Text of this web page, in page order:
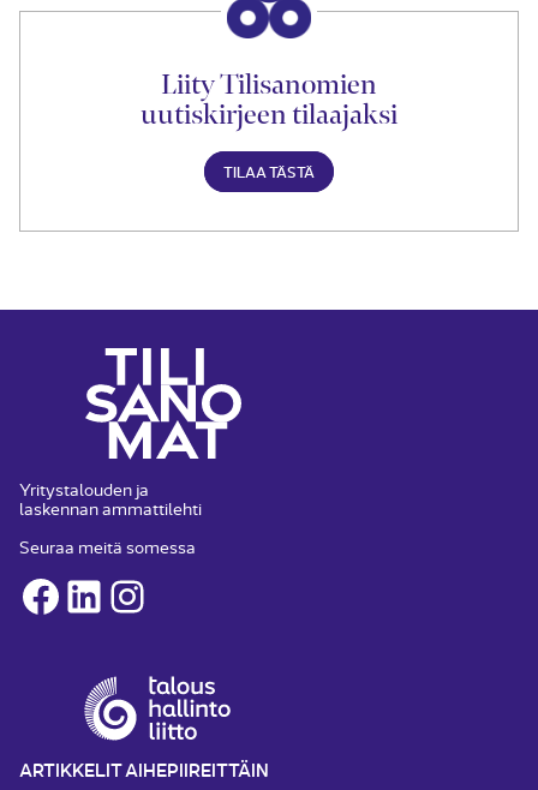
Liity Tilisanomien
uutiskirjeen tilaajaksi
TILAA TÄSTÄ
Yritystalouden ja
laskennan ammattilehti
Seuraa meitä somessa
Facebook
LinkedInInstagram
ARTIKKELIT AIHEPIIREITTÄIN